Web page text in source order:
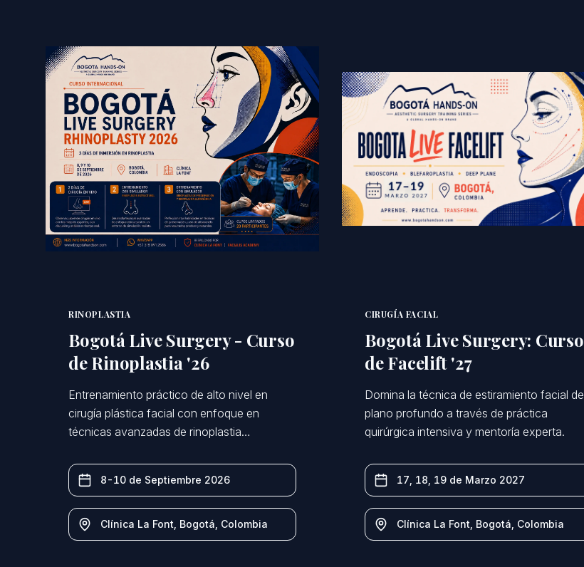
RINOPLASTIA
Bogotá Live Surgery - Curso
de Rinoplastia '26
Entrenamiento práctico de alto nivel en
cirugía plástica facial con enfoque en
técnicas avanzadas de rinoplastia
8-10 de Septiembre 2026
Clínica La Font Bogotá, Colombia
CIRUGÍA FACIAL
Bogotá Live Surgery: Curso
de Facelift '27
Domina la técnica de estiramiento facial de
plano profundo a través de práctica
quirúrgica intensiva y mentoría experta.
17, 18, 19 de Marzo 2027
Clínica La Font Bogotá, Colombia